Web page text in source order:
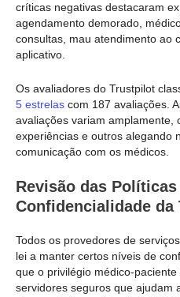
críticas negativas destacaram
agendamento demorado,
consultas, mau atendimento ao
aplicativo.
Os avaliadores do Trustpilot
5 estrelas com 187 avaliações.
avaliações variam amplamente,
experiências e outros alegando
comunicação com os médicos.
Revisão das
Confidencialidade da
Todos os provedores de
lei a manter certos níveis de
que o privilégio médico-
servidores seguros que ajudam